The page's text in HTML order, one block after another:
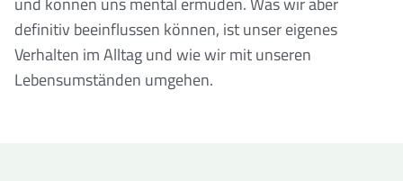
definitiv beeinflussen können, ist unser eigenes
Verhalten im Alltag und wie wir mit unseren
Lebensumständen umgehen.